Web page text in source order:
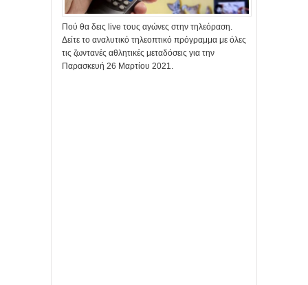
Πού θα δεις live τους αγώνες στην τηλεόραση.
Δείτε το αναλυτικό τηλεοπτικό πρόγραμμα με όλες
τις ζωντανές αθλητικές μεταδόσεις για την
Παρασκευή 26 Μαρτίου 2021.